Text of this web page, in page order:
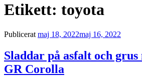
Etikett: toyota
Publicerat maj 18, 2022maj 16, 2022
Sladdar på asfalt och grus
GR Corolla